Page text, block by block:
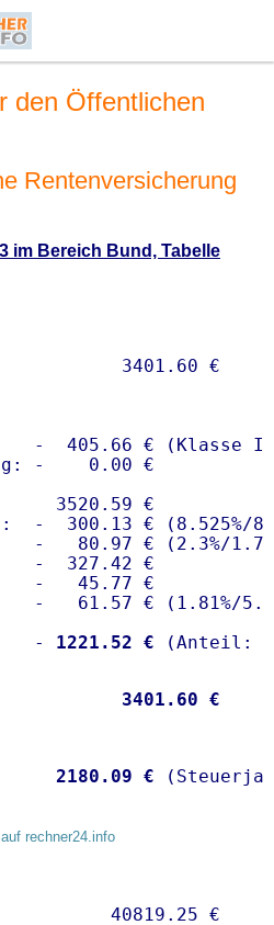
den Öffentlichen
Rentenversicherung
im Bereich Bund, Tabelle
-  405.66 € (Klasse I)
-    0.00 €
3520.59 €
-  300.13 € (8.525%/
-   80.97 € (2.3%/
-  327.42 €
-   45.77 €
-   61.57 € ( 1.81%/
-
1221.52 €
3401.60 €
2180.09 €
rechner24.info
40819.25 €